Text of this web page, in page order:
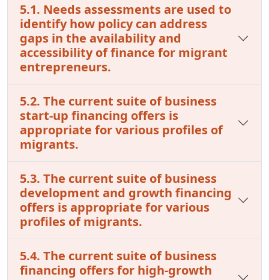
5.1. Needs assessments are used to
identify how policy can address
gaps in the availability and
accessibility of finance for migrant
entrepreneurs.
5.2. The current suite of business
start-up financing offers is
appropriate for various profiles of
migrants.
5.3. The current suite of business
development and growth financing
offers is appropriate for various
profiles of migrants.
5.4. The current suite of business
financing offers for high-growth